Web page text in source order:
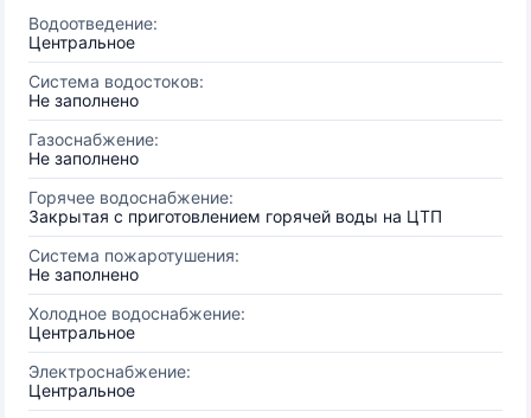
Водоотведение:
Центральное
Система водостоков:
Не заполнено
Газоснабжение:
Не заполнено
Горячее водоснабжение:
Закрытая с приготовлением горячей воды на ЦТП
Система пожаротушения:
Не заполнено
Холодное водоснабжение:
Центральное
Электроснабжение:
Центральное